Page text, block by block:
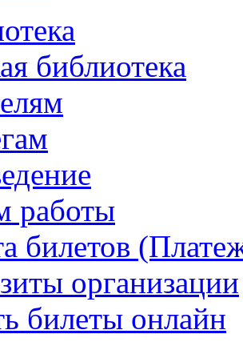
библиотека
работы
билетов
организации
билеты онлайн